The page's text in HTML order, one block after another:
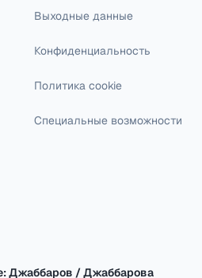
Выходные данные
Конфиденциальность
Политика cookie
Специальные возможности
Джаббаров / Джаббарова